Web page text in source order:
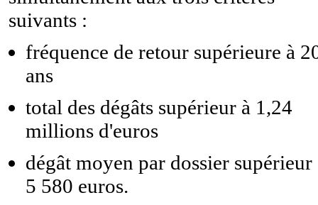
suivants :
fréquence de retour supérieure à
ans
total des dégâts supérieur à 1,24
millions d'euros
dégât moyen par dossier supérieur
5 580 euros.